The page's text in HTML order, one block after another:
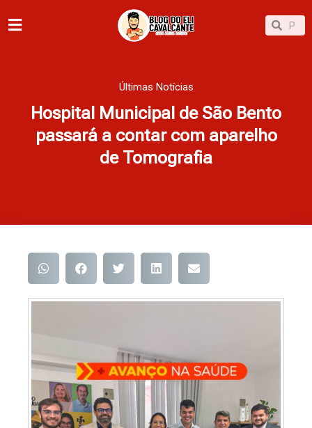
para
Pesquisar
Últimas Notícias
Hospital Municipal de São Bento
passará a contar com aparelho
de Tomografia